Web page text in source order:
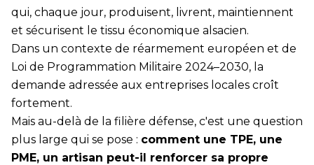
qui, chaque jour, produisent, livrent, maintiennent
et sécurisent le tissu économique alsacien.
Dans un contexte de réarmement européen et de
Loi de Programmation Militaire 2024–2030, la
demande adressée aux entreprises locales croît
fortement.
Mais au-delà de la filière défense, c'est une question
plus large qui se pose : comment une TPE, une
PME, un artisan peut-il renforcer sa propre